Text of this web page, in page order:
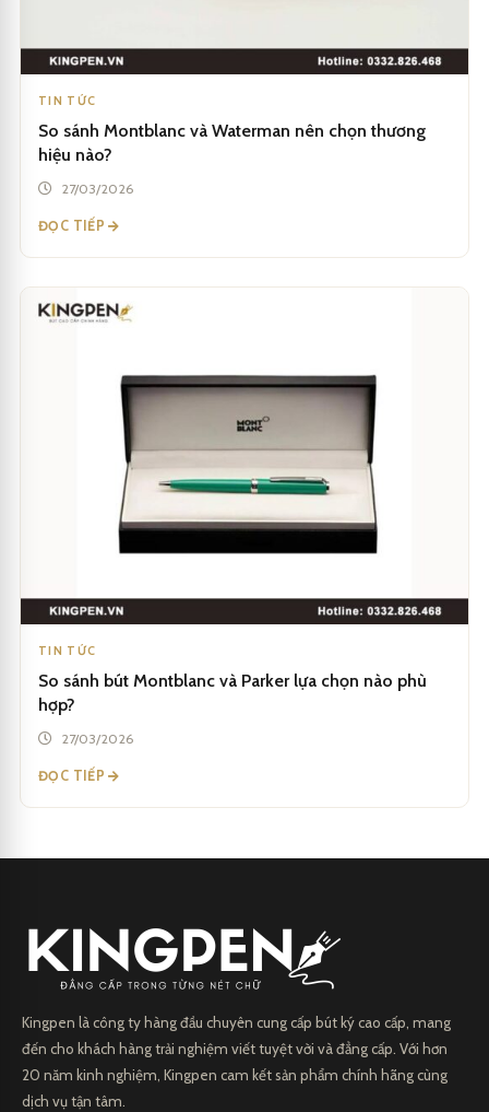
TIN TỨC
So sánh Montblanc và Waterman nên chọn thương
hiệu nào?
27/03/2026
ĐỌC TIẾP
TIN TỨC
So sánh bút Montblanc và Parker lựa chọn nào phù
hợp?
27/03/2026
ĐỌC TIẾP
Kingpen là công ty hàng đầu chuyên cung cấp bút ký cao cấp, mang
đến cho khách hàng trải nghiệm viết tuyệt vời và đẳng cấp. Với hơn
20 năm kinh nghiệm, Kingpen cam kết sản phẩm chính hãng cùng
dịch vụ tận tâm.